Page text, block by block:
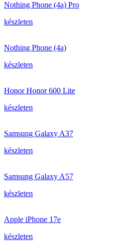
Nothing Phone (4a) Pro
készleten
Nothing Phone (4a)
készleten
Honor Honor 600 Lite
készleten
Samsung Galaxy A37
készleten
Samsung Galaxy A57
készleten
Apple iPhone 17e
készleten